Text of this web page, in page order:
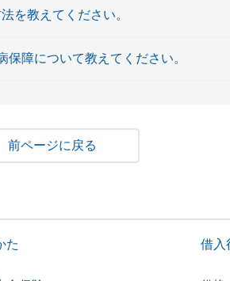
を教えてください。
保障について教えてください。
戻る
た 借入